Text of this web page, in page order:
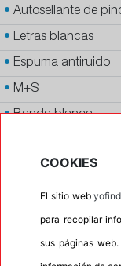
• Autosellante de
• Letras blancas
• Espuma antiruido
• M+S
•Banda blanca
Calidad
P.O.R.
Oportunidad
Etiqueta energética
COOKIES
El sitio web
para recopilar
sus páginas